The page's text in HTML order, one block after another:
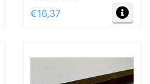
MEER INFO€16,37